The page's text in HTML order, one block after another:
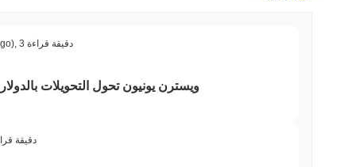
3 دقيقة قراءة
ويسترن يونيون تحول التحويلات
3 دقيقة